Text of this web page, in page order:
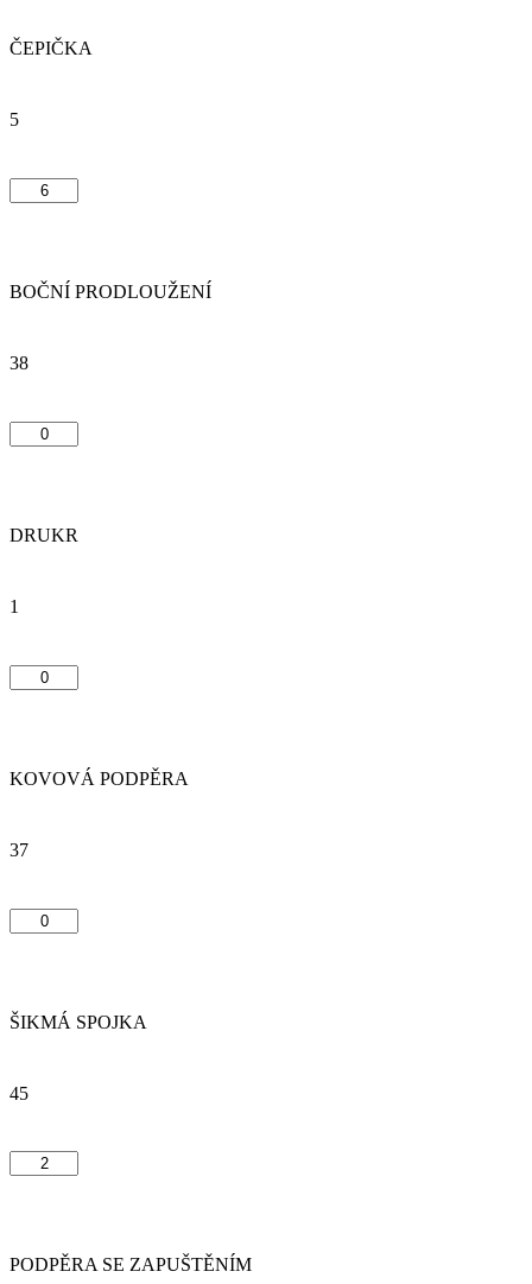
ČEPIČKA
5
BOČNÍ PRODLOUŽENÍ
38
DRUKR
1
KOVOVÁ PODPĚRA
37
ŠIKMÁ SPOJKA
45
PODPĚRA SE ZAPUŠTĚNÍM